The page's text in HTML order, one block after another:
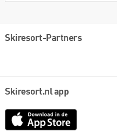
Skiresort-Partners
Skiresort.nl app
App